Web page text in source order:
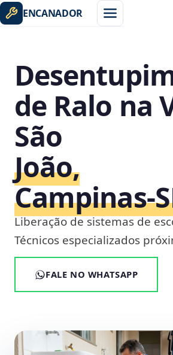
ENCANADOR
de Ralo na
São
João,
Liberação de sistemas de
Técnicos especializados
FALE NO WHATSAPP